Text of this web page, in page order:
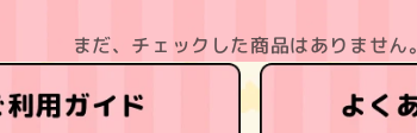
まだ、チェックした商品はありません。